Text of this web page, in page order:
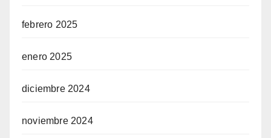
febrero 2025
enero 2025
diciembre 2024
noviembre 2024